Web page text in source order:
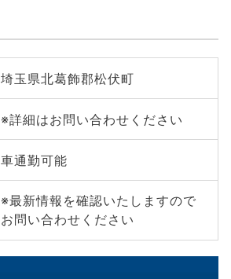
埼玉県北葛飾郡松伏町
※詳細はお問い合わせください
車通勤可能
※最新情報を確認いたしますので
お問い合わせください